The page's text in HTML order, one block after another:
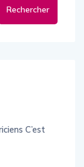
Rechercher
C’est